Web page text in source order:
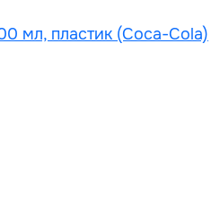
мл, пластик (Coca-Cola)